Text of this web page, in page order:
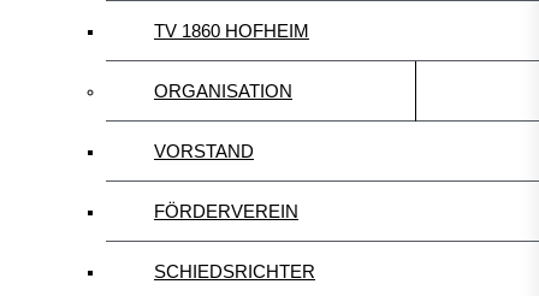
TV 1860 HOFHEIM
ORGANISATION
VORSTAND
FÖRDERVEREIN
SCHIEDSRICHTER